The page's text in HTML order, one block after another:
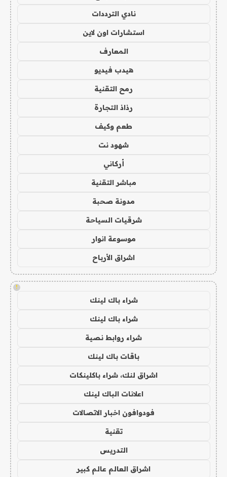
نادي الترددات
استشارات اون لاين
المعارف
هيدب فيديو
رمح التقنية
رذاذ التجارة
طعم وكيف
شهود نت
أركاني
مباشر التقنية
مدونة صحبة
شرقيات السياحة
موسوعة انوار
اشراق الأرباح
!
شراء باك لينك
شراء باك لينك
شراء روابط نصية
باقات باك لينك
اشراق لنك، شراء باكلينكات
اعلانات الباك لينك
فودوافون اخبار الاتصالات
تقنية
التدريس
اشراق العالم عالم كبير